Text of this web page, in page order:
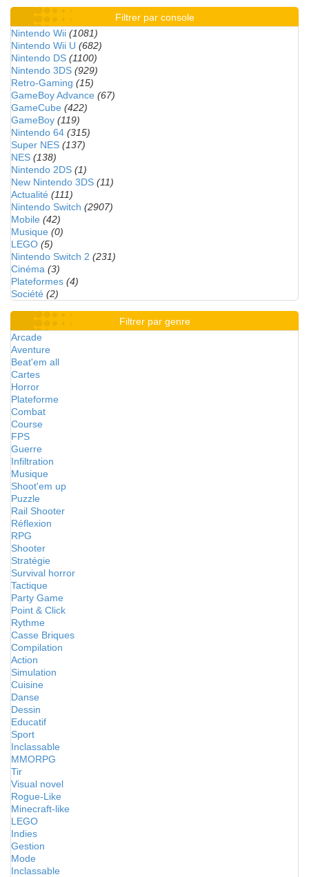
Filtrer par console
Nintendo Wii (1081)
Nintendo Wii U (682)
Nintendo DS (1100)
Nintendo 3DS (929)
Retro-Gaming (15)
GameBoy Advance (67)
GameCube (422)
GameBoy (119)
Nintendo 64 (315)
Super NES (137)
NES (138)
Nintendo 2DS (1)
New Nintendo 3DS (11)
Actualité (111)
Nintendo Switch (2907)
Mobile (42)
Musique (0)
LEGO (5)
Nintendo Switch 2 (231)
Cinéma (3)
Plateformes (4)
Société (2)
Filtrer par genre
Arcade
Aventure
Beat'em all
Cartes
Horror
Plateforme
Combat
Course
FPS
Guerre
Infiltration
Musique
Shoot'em up
Puzzle
Rail Shooter
Réflexion
RPG
Shooter
Stratégie
Survival horror
Tactique
Party Game
Point & Click
Rythme
Casse Briques
Compilation
Action
Simulation
Cuisine
Danse
Dessin
Educatif
Sport
Inclassable
MMORPG
Tir
Visual novel
Rogue-Like
Minecraft-like
LEGO
Indies
Gestion
Mode
Inclassable